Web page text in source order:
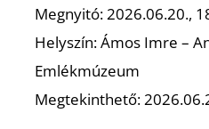
Megnyitó: 2026.06.20.,
Helyszín: Ámos Imre –
Emlékmúzeum
Megtekinthető: